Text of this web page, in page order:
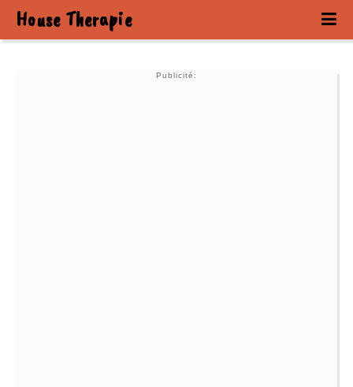
House Therapie
Publicité: